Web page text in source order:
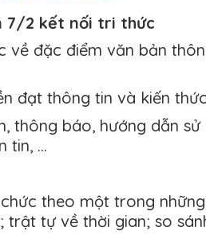
7/2 kết nối tri thức
về đặc điểm văn bản
đạt thông tin và kiến thức
thông báo, hướng dẫn sử
tin, …
theo một trong
trật tự về thời gian; so